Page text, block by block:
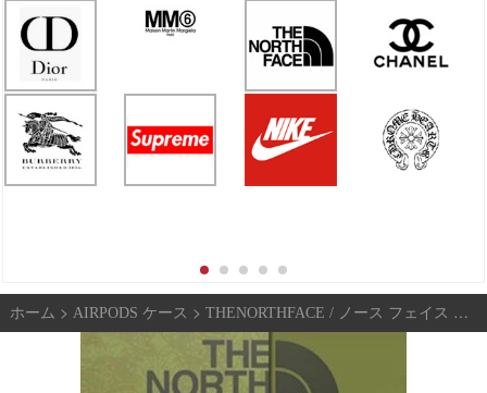
ホーム > AIRPODS ケース > THENORTHFACE / ノース フェイス >